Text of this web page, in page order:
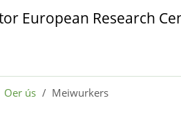
Oer ús Meiwurkers